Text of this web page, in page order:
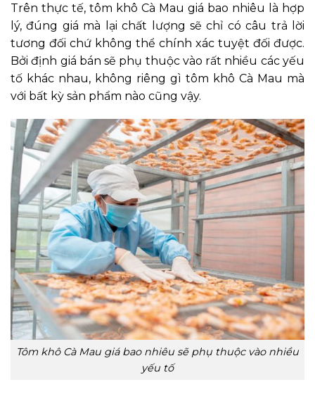
Trên thực tế, tôm khô Cà Mau giá bao nhiêu là hợp
lý, đúng giá mà lại chất lượng sẽ chỉ có câu trả lời
tương đối chứ không thể chính xác tuyệt đối được.
Bởi định giá bán sẽ phụ thuộc vào rất nhiều các yếu
tố khác nhau, không riêng gì tôm khô Cà Mau mà
với bất kỳ sản phẩm nào cũng vậy.
Tôm khô Cà Mau giá bao nhiêu sẽ phụ thuộc vào nhiều
yếu tố